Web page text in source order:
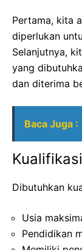
Pertama, kita
diperlukan
Selanjutnya,
yang
dan diterima
Baca Juga :
Kualifikasi
Dibutuhkan
Usia
Pendidikan